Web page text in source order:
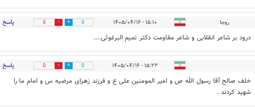
روجا ۱۵:۱۰ - ۱۴۰۵/۰۴/۱۶ 0
0 پاسخ
درود بر شاعر انقلابی و شاعر مقاومت دکتر تمیم البرغوثی....
۱۵:۲۲ - ۱۴۰۵/۰۴/۱۶ 0
0 پاسخ
خلف صالح آقا رسول الله ص و امیر المومنین علی ع و فرزند زهرای مرضیه س و امام ما را
شهید کردند .